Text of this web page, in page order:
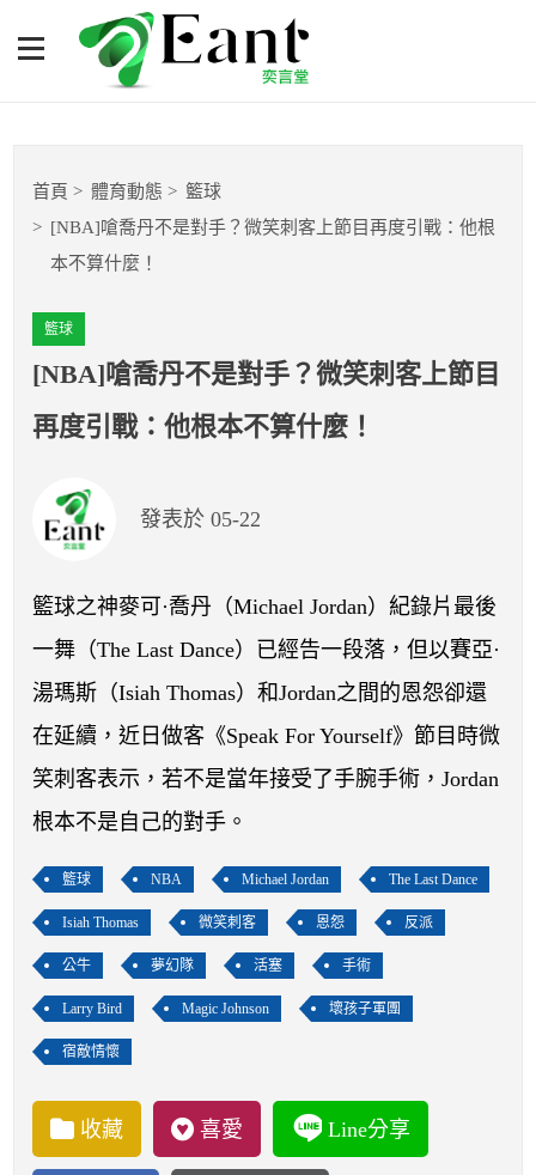
[NBA]嗆喬丹不是對手？微
笑刺客上節目再度引戰：他
籃球
棒球
球隊數據
開賽列表
運彩教學專區
首頁 體育動態
籃球
[NBA]嗆喬丹不是對手？微笑刺客上節目再度引戰：他根
本不算什麼！
籃球
[NBA]嗆喬丹不是對手？微笑刺客上節目
再度引戰：他根本不算什麼！
發表於 05-22
籃球之神麥可·喬丹（Michael Jordan）紀錄片最後
一舞（The Last Dance）已經告一段落，但以賽亞·
湯瑪斯（Isiah Thomas）和Jordan之間的恩怨卻還
在延續，近日做客《Speak For Yourself》節目時微
笑刺客表示，若不是當年接受了手腕手術，Jordan
根本不是自己的對手。
籃球 NBA Michael Jordan The Last Dance
Isiah Thomas 微笑刺客 恩怨 反派
公牛 夢幻隊 活塞 手術
Larry Bird Magic Johnson 壞孩子軍團
宿敵情懷
收藏 喜愛 Line分享